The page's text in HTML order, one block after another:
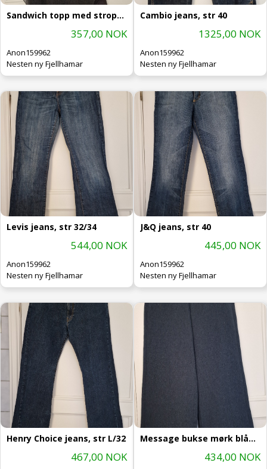
Sandwich topp med stropper, str 38
357,00 NOK
Anon159962
Nesten ny Fjellhamar
Cambio jeans, str 40
1325,00 NOK
Anon159962
Nesten ny Fjellhamar
Levis jeans, str 32/34
544,00 NOK
Anon159962
Nesten ny Fjellhamar
J&Q jeans, str 40
445,00 NOK
Anon159962
Nesten ny Fjellhamar
Henry Choice jeans, str L/32
467,00 NOK
Message bukse mørk blågrå, str 42
434,00 NOK